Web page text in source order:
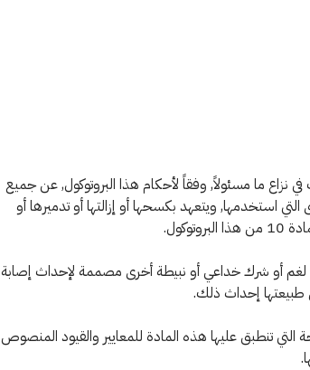
ما مسئولاً, وفقاً لأحكام هذا البروتوكول, عن جميع
التي استخدمها, ويتعهد بكسحها أو إزالتها أو تدميرها أو
أو شرك خداعي أو نبيطة أخرى مصممة لإحداث إصابة
طبيعتها إحداث ذلك.
تنطبق عليها هذه المادة للمعايير والقيود المنصوص